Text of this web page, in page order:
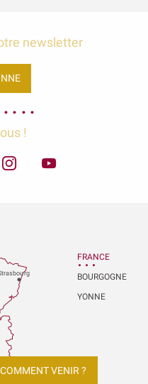
newsletter
!
rg
FRANCE
BOURGOGNE
YONNE
COMMENT VENIR ?